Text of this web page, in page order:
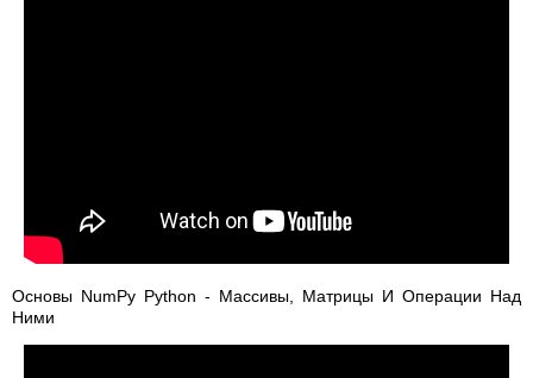
Основы NumPy Python - Массивы, Матрицы И Операции Над
Ними